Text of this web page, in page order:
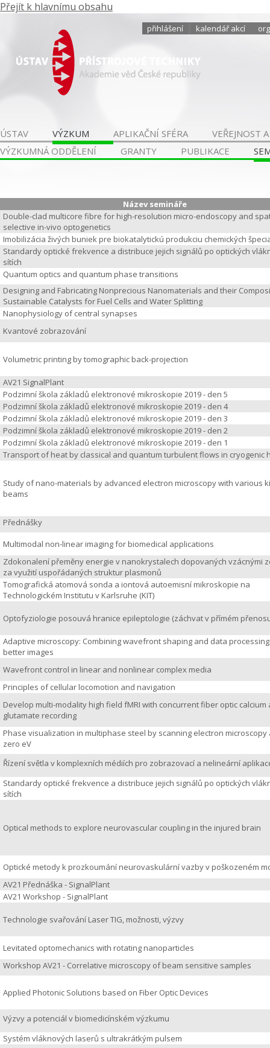
Přejít k hlavnímu obsahu
přihlášení kalendář akcí
ÚSTAV VÝZKUM APLIKAČNÍ SFÉRA
VEŘEJNOST
VÝZKUMNÁ ODDĚLENÍ
GRANTY PUBLIKACE
Název semináře
Double-clad multicore fibre for high-resolution micro-endoscopy and
selective in-vivo optogenetics
Imobilizácia živých buniek pre biokatalytickú produkciu chemických
Standardy optické frekvence a distribuce jejich signálů po optických
sítích
Quantum optics and quantum phase transitions
Designing and Fabricating Nonprecious Nanomaterials and their
Sustainable Catalysts for Fuel Cells and Water Splitting
Nanophysiology of central synapses
Kvantové zobrazování
Volumetric printing by tomographic back-projection
AV21 SignalPlant
Podzimní škola základů elektronové mikroskopie 2019 - den 5
Podzimní škola základů elektronové mikroskopie 2019 - den 4
Podzimní škola základů elektronové mikroskopie 2019 - den 3
Podzimní škola základů elektronové mikroskopie 2019 - den 2
Podzimní škola základů elektronové mikroskopie 2019 - den 1
Transport of heat by classical and quantum turbulent flows in cryogenic
Study of nano-materials by advanced electron microscopy with various
beams
Přednášky
Multimodal non-linear imaging for biomedical applications
Zdokonalení přeměny energie v nanokrystalech dopovaných vzácnými
za využití uspořádaných struktur plasmonů
Tomografická atomová sonda a iontová autoemisní mikroskopie na
Technologickém Institutu v Karlsruhe (KIT)
Optofyziologie posouvá hranice epileptologie (záchvat v přímém
Adaptive microscopy: Combining wavefront shaping and data
better images
Wavefront control in linear and nonlinear complex media
Principles of cellular locomotion and navigation
Develop multi-modality high field fMRI with concurrent fiber optic calcium
glutamate recording
Phase visualization in multiphase steel by scanning electron microscopy
zero eV
Řízení světla v komplexních médiích pro zobrazovací a nelineární
Standardy optické frekvence a distribuce jejich signálů po optických
sítích
Optical methods to explore neurovascular coupling in the injured brain
Optické metody k prozkoumání neurovaskulární vazby v poškozeném
AV21 Přednáška - SignalPlant
AV21 Workshop - SignalPlant
Technologie svařování Laser TIG, možnosti, výzvy
Levitated optomechanics with rotating nanoparticles
Workshop AV21 - Correlative microscopy of beam sensitive samples
Applied Photonic Solutions based on Fiber Optic Devices
Výzvy a potenciál v biomedicínském výzkumu
Systém vláknových laserů s ultrakrátkým pulsem